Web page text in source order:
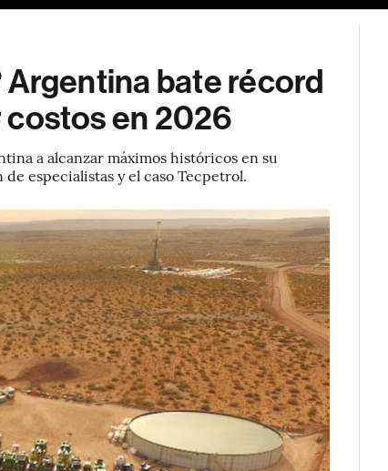
Argentina bate récord
costos en 2026
a alcanzar máximos históricos en su
especialistas y el caso Tecpetrol.